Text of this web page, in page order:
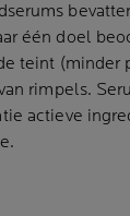
één doel
teint (minder
rimpels.
actieve